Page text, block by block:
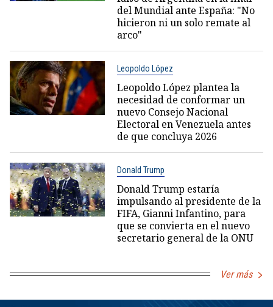
del Mundial ante España: "No
hicieron ni un solo remate al
arco"
Leopoldo López
Leopoldo López plantea la
necesidad de conformar un
nuevo Consejo Nacional
Electoral en Venezuela antes
de que concluya 2026
Donald Trump
Donald Trump estaría
impulsando al presidente de la
FIFA, Gianni Infantino, para
que se convierta en el nuevo
secretario general de la ONU
Ver más